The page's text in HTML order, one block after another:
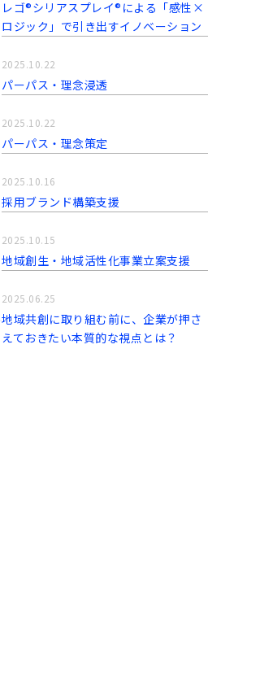
レゴ®シリアスプレイ®による「感性×
ロジック」で引き出すイノベーション
パーパス・理念浸透
2025.10.22
パーパス・理念策定
2025.10.22
採用ブランド構築支援
2025.10.16
地域創生・地域活性化事業立案支援
2025.10.15
地域共創に取り組む前に、企業が押さ
えておきたい本質的な視点とは？
2025.06.25